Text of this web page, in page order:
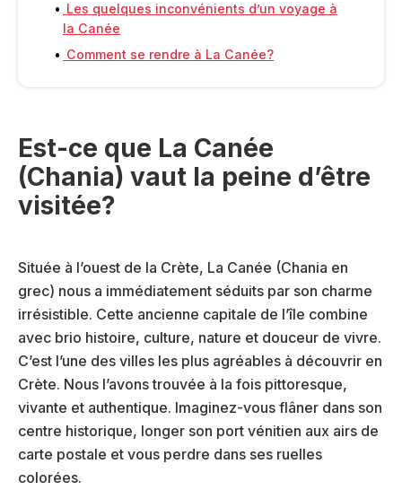
Les quelques inconvénients d’un voyage à
la Canée
Comment se rendre à La Canée?
Est-ce que La Canée
(Chania) vaut la peine d’être
visitée?
Située à l’ouest de la Crète, La Canée (Chania en
grec) nous a immédiatement séduits par son charme
irrésistible. Cette ancienne capitale de l’île combine
avec brio histoire, culture, nature et douceur de vivre.
C’est l’une des villes les plus agréables à découvrir en
Crète. Nous l’avons trouvée à la fois pittoresque,
vivante et authentique. Imaginez-vous flâner dans son
centre historique, longer son port vénitien aux airs de
carte postale et vous perdre dans ses ruelles
colorées.